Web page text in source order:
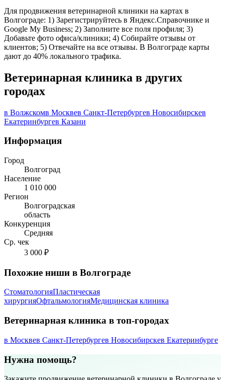
Для продвижения ветеринарной клиники на картах в
Волгограде: 1) Зарегистрируйтесь в Яндекс.Справочнике и
Google My Business; 2) Заполните все поля профиля; 3)
Добавьте фото офиса/клиники; 4) Собирайте отзывы от
клиентов; 5) Отвечайте на все отзывы. В Волгограде карты
дают до 40% локального трафика.
Ветеринарная клиника в других
городах
в Волжскомв Москвев Санкт-Петербургев Новосибирскев
Екатеринбургев Казани
Информация
Город
Волгоград
Население
1 010 000
Регион
Волгоградская
область
Конкуренция
Средняя
Ср. чек
3 000 ₽
Похожие ниши в Волгограде
СтоматологияПластическая
хирургияОфтальмологияМедицинская клиника
Ветеринарная клиника в топ-городах
в Москвев Санкт-Петербургев Новосибирскев Екатеринбурге
Нужна помощь?